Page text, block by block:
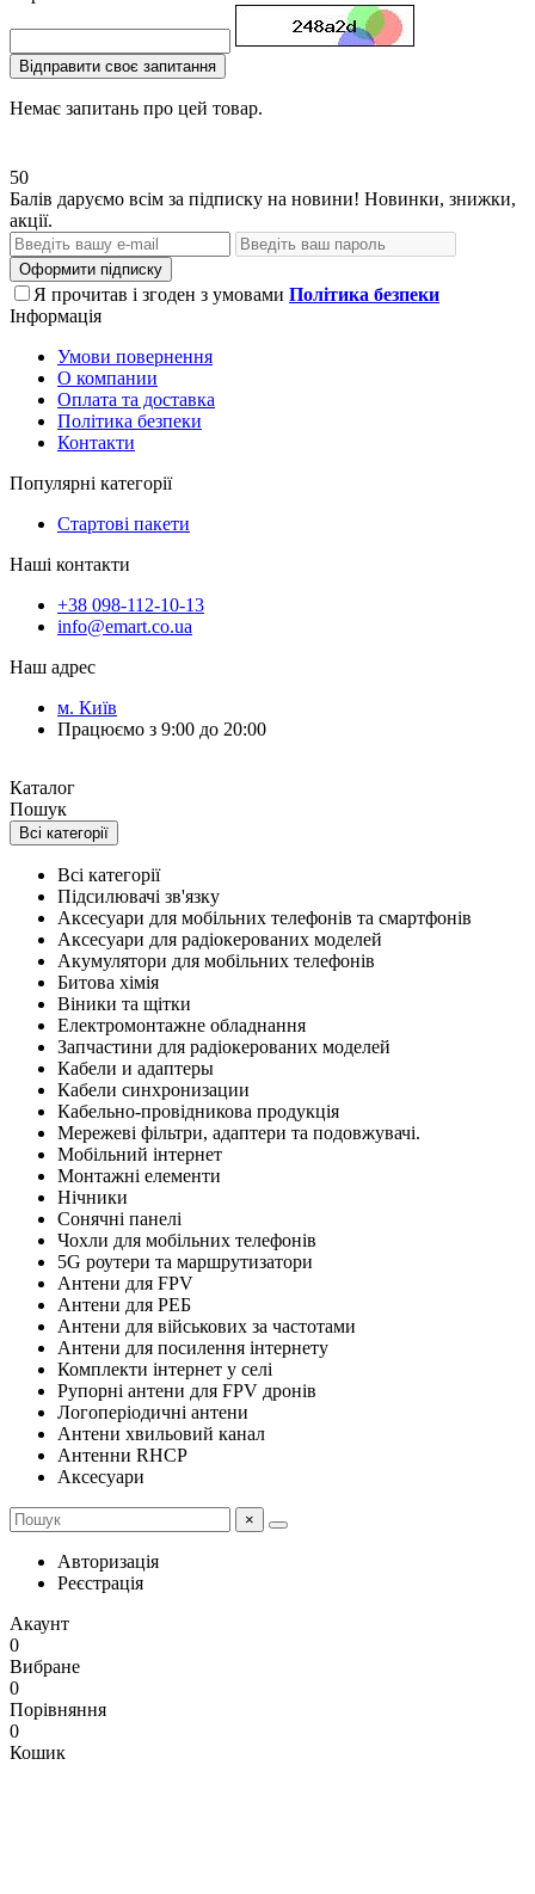
Відправити своє запитання
Немає запитань про цей товар.
50
Балів даруємо всім за підписку на новини! Новинки, знижки,
акції.
Оформити підписку
Я прочитав і згоден з умовами Політика безпеки
Інформація
Умови повернення
О компании
Оплата та доставка
Політика безпеки
Контакти
Популярні категорії
Стартові пакети
Наші контакти
+38 098-112-10-13
info@emart.co.ua
Наш адрес
м. Київ
Працюємо з 9:00 до 20:00
Каталог
Пошук
Всі категорії
Всі категорії
Підсилювачі зв'язку
Аксесуари для мобільних телефонів та смартфонів
Аксесуари для радіокерованих моделей
Акумулятори для мобільних телефонів
Битова хімія
Віники та щітки
Електромонтажне обладнання
Запчастини для радіокерованих моделей
Кабели и адаптеры
Кабели синхронизации
Кабельно-провідникова продукція
Мережеві фільтри, адаптери та подовжувачі.
Мобільний інтернет
Монтажні елементи
Нічники
Сонячні панелі
Чохли для мобільних телефонів
5G роутери та маршрутизатори
Антени для FPV
Антени для РЕБ
Антени для військових за частотами
Антени для посилення інтернету
Комплекти інтернет у селі
Рупорні антени для FPV дронів
Логоперіодичні антени
Антени хвильовий канал
Антенни RHCP
Аксесуари
×
Авторизація
Реєстрація
Акаунт
0
Вибране
0
Порівняння
0
Кошик